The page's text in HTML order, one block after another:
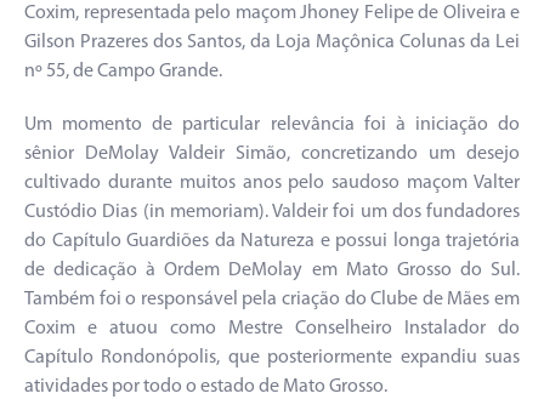
Coxim, representada pelo maçom Jhoney Felipe de Oliveira e
Gilson Prazeres dos Santos, da Loja Maçônica Colunas da Lei
nº 55, de Campo Grande.
Um momento de particular relevância foi à iniciação do
sênior DeMolay Valdeir Simão, concretizando um desejo
cultivado durante muitos anos pelo saudoso maçom Valter
Custódio Dias (in memoriam). Valdeir foi um dos fundadores
do Capítulo Guardiões da Natureza e possui longa trajetória
de dedicação à Ordem DeMolay em Mato Grosso do Sul.
Também foi o responsável pela criação do Clube de Mães em
Coxim e atuou como Mestre Conselheiro Instalador do
Capítulo Rondonópolis, que posteriormente expandiu suas
atividades por todo o estado de Mato Grosso.